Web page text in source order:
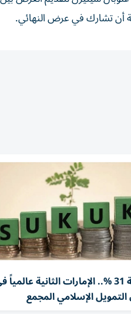
أن تشارك في عرض النهائي.
بحصة 31 %.. الإمارات الثانية
الإسلامي المجمع